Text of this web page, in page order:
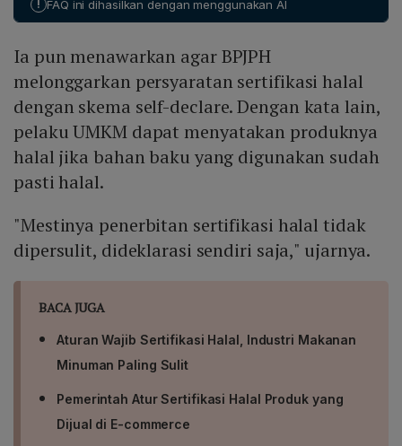
selaras dengan proyeksi konsumsi makanan halal
2021 menjadi US$1,6 triliun pada 2025, serta investasi
hampir US$4 miliar pada 2020‑2021, menandakan
permintaan halal yang terus mengglobal.
! FAQ ini dihasilkan dengan menggunakan AI
Ia pun menawarkan agar BPJPH
melonggarkan persyaratan sertifikasi halal
dengan skema self-declare. Dengan kata lain,
pelaku UMKM dapat menyatakan produknya
halal jika bahan baku yang digunakan sudah
pasti halal.
"Mestinya penerbitan sertifikasi halal tidak
dipersulit, dideklarasi sendiri saja," ujarnya.
BACA JUGA
Aturan Wajib Sertifikasi Halal, Industri Makanan
Minuman Paling Sulit
Pemerintah Atur Sertifikasi Halal Produk yang
Dijual di E-commerce